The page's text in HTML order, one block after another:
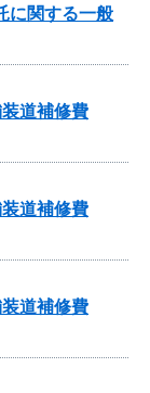
に関する一般
道補修費
道補修費
道補修費